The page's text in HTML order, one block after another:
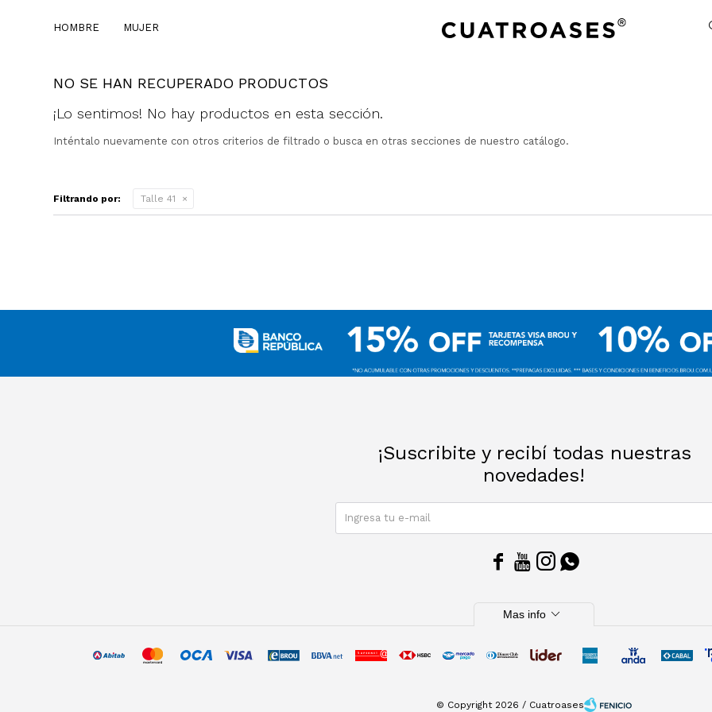
HOMBRE MUJER
NO SE HAN RECUPERADO PRODUCTOS
¡Lo sentimos! No hay productos en esta sección.
Inténtalo nuevamente con otros criterios de filtrado o busca en otras secciones de nuestro catálogo.
Filtrando por: Talle 41
¡Suscribite y recibí todas nuestras
novedades!
   
Mas info expand_more
© Copyright 2026 / Cuatroases